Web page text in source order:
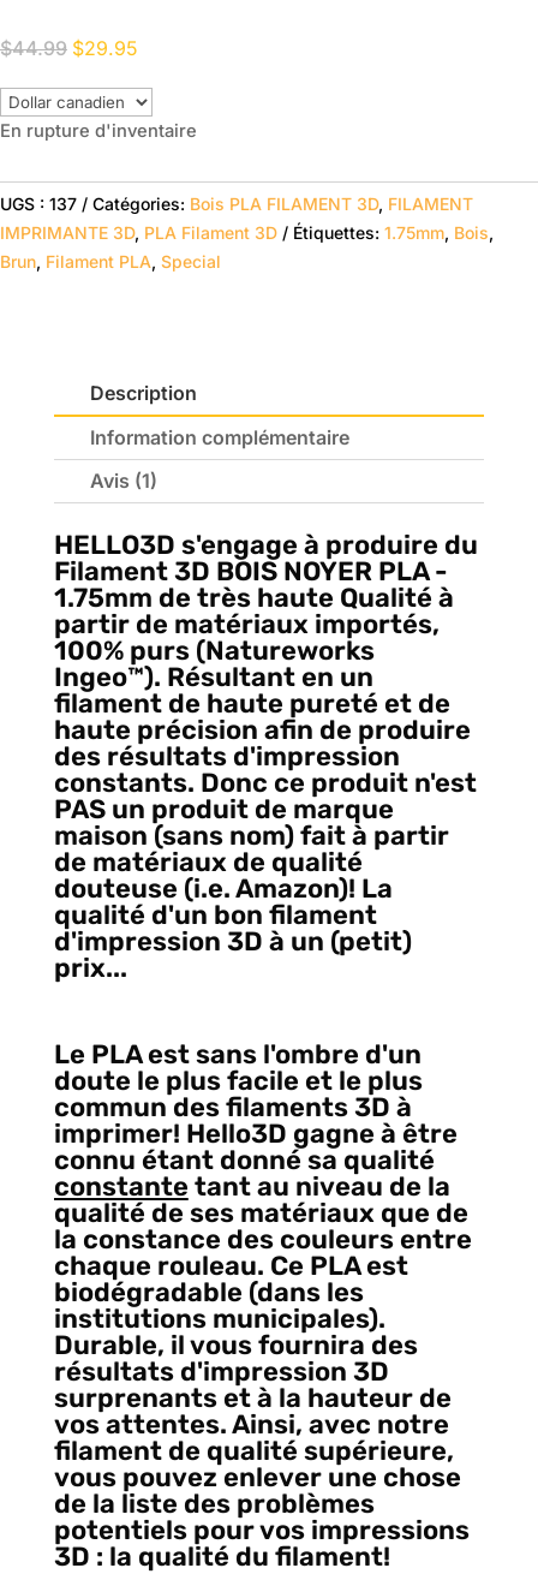
basé sur
notation
$44.99 Le
initial
était :
$29.95
actuel
est :
En rupture d'inventaire
UGS : 137 Catégories: Bois PLA FILAMENT 3D, FILAMENT
IMPRIMANTE 3D, PLA Filament 3D Étiquettes: 1.75mm, Bois,
Brun, Filament PLA, Special
Description
Information complémentaire
Avis (1)
HELLO3D s'engage à produire du
Filament 3D BOIS NOYER PLA -
1.75mm de très haute Qualité à
partir de matériaux importés,
100% purs (Natureworks
Ingeo™️). Résultant en un
filament de haute pureté et de
haute précision afin de produire
des résultats d'impression
constants. Donc ce produit n'est
PAS un produit de marque
maison (sans nom) fait à partir
de matériaux de qualité
douteuse (i.e. Amazon)! La
qualité d'un bon filament
d'impression 3D à un (petit)
prix...
Le PLA est sans l'ombre d'un
doute le plus facile et le plus
commun des filaments 3D à
imprimer! Hello3D gagne à être
connu étant donné sa qualité
constante tant au niveau de la
qualité de ses matériaux que de
la constance des couleurs entre
chaque rouleau. Ce PLA est
biodégradable (dans les
institutions municipales).
Durable, il vous fournira des
résultats d'impression 3D
surprenants et à la hauteur de
vos attentes. Ainsi, avec notre
filament de qualité supérieure,
vous pouvez enlever une chose
de la liste des problèmes
potentiels pour vos impressions
3D : la qualité du filament!